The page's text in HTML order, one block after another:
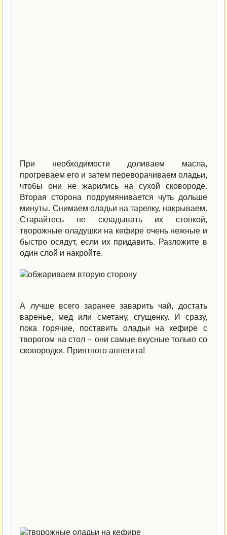
При необходимости доливаем масла,
прогреваем его и затем переворачиваем оладьи,
чтобы они не жарились на сухой сковороде.
Вторая сторона подрумянивается чуть дольше
минуты. Снимаем оладьи на тарелку, накрываем.
Старайтесь не складывать их стопкой,
творожные оладушки на кефире очень нежные и
быстро осядут, если их придавить. Разложите в
один слой и накройте.
А лучше всего заранее заварить чай, достать
варенье, мед или сметану, сгущенку. И сразу,
пока горячие, поставить оладьи на кефире с
творогом на стол – они самые вкусные только со
сковородки. Приятного аппетита!